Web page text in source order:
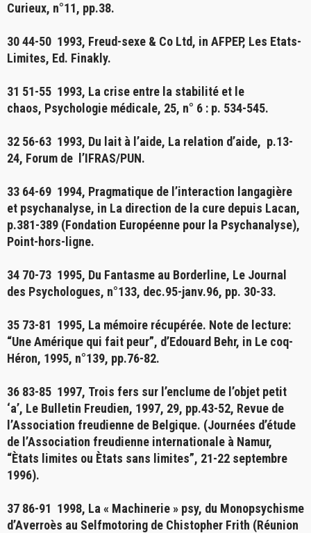
Curieux, n°11, pp.38.
30 44-50 1993, Freud-sexe & Co Ltd, in AFPEP, Les Etats-
Limites, Ed. Finakly.
31 51-55 1993, La crise entre la stabilité et le
chaos, Psychologie médicale, 25, n° 6 : p. 534-545.
32 56-63 1993, Du lait à l’aide, La relation d’aide, p.13-
24, Forum de l’IFRAS/PUN.
33 64-69 1994, Pragmatique de l’interaction langagière
et psychanalyse, in La direction de la cure depuis Lacan,
p.381-389 (Fondation Européenne pour la Psychanalyse),
Point-hors-ligne.
34 70-73 1995, Du Fantasme au Borderline, Le Journal
des Psychologues, n°133, dec.95-janv.96, pp. 30-33.
35 73-81 1995, La mémoire récupérée. Note de lecture:
“Une Amérique qui fait peur”, d’Edouard Behr, in Le coq-
Héron, 1995, n°139, pp.76-82.
36 83-85 1997, Trois fers sur l’enclume de l’objet petit
‘a’, Le Bulletin Freudien, 1997, 29, pp.43-52, Revue de
l’Association freudienne de Belgique. (Journées d’étude
de l’Association freudienne internationale à Namur,
“Ètats limites ou Ètats sans limites”, 21-22 septembre
1996).
37 86-91 1998, La « Machinerie » psy, du Monopsychisme
d’Averroès au Selfmotoring de Chistopher Frith (Réunion